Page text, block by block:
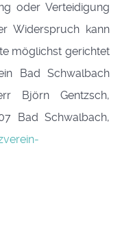
oder Verteidigung
Widerspruch kann
möglichst gerichtet
Bad Schwalbach
Björn Gentzsch,
Bad Schwalbach,